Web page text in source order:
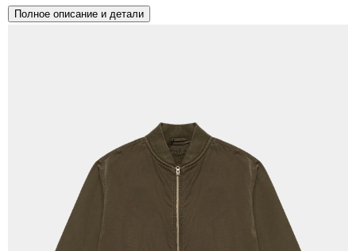
Полное описание и детали